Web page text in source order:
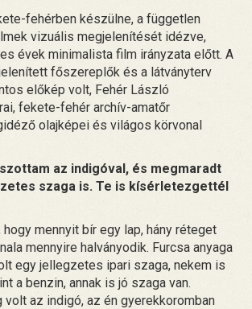
fehérben készülne, a független
vizuális megjelenítését idézve,
évek minimalista film irányzata előtt. A
főszereplők és a látványterv
előkép volt, Fehér László
fekete-fehér archív-amatőr
olajképei és világos körvonal
az indigóval, és megmaradt
szaga is. Te is kísérletezgettél
mennyit bír egy lap, hány réteget
mennyire halványodik. Furcsa anyaga
egy jellegzetes ipari szaga, nekem is
a benzin, annak is jó szaga van.
volt az indigó, az én gyerekkoromban